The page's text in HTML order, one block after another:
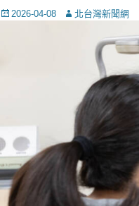
Posted
2026-04-08 Autor北台灣新聞網